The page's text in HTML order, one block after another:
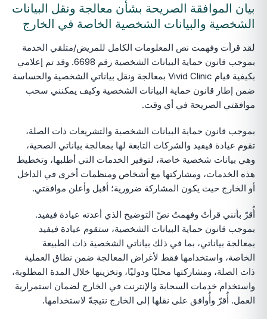
بيان الموافقة الصريحة بشأن معالجة ونقل البيانات
الشخصية والبيانات الشخصية الخاصة في الخارج
لقد قرأت وفهمت نص المعلومات الكامل للمريض/متلقي الخدمة
بموجب قانون حماية البيانات الشخصية رقم 6698. وقد تم إعلامي
بكيفية قيام Vivid Clinic بمعالجة ونقل بياناتي الشخصية والحساسة
ضمن إطار قانون حماية البيانات الشخصية وكيف يمكنني سحب
موافقتي الصريحة في أي وقت.
بموجب قانون حماية البيانات الشخصية والتشريعات ذات الصلة،
تقوم عيادة فيفيد والشركات التابعة لها بمعالجة بياناتي الصحية،
وهي بيانات شخصية خاصة، لتوفير الخدمات التي أطلبها، وتخطيط
هذه الخدمات، ومشاركتها مع أشخاص ومنظمات أخرى في الداخل
أو الخارج حيث يكون المشاركة ضرورية؛ أقبل وأعلن موافقتي.
أُقرّ بأنني قرأتُ وفهمتُ نصّ التوضيح الذي أعدته عيادة فيفيد.
بموجب قانون حماية البيانات الشخصية، ستقوم عيادة فيفيد
بمعالجة بياناتي، بما في ذلك بياناتي الشخصية ذات الطبيعة
الخاصة، واستخدامها فقط لأغراض المعالجة ضمن نطاق العملية
ذات الصلة، ومشاركتها محليًا ودوليًا، وتخزينها خلال المدة المطلوبة،
واستخدام خدمات السحابة والإنترنت في الخارج لضمان استمرارية
العمل. أُقرّ وأُوافق على نقلها إلى الخارج نتيجةً لاستخدامها.